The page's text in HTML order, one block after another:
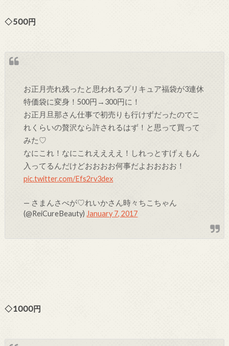
◇500円
お正月売れ残ったと思われるプリキュア福袋が3連休
特価袋に変身！500円→300円に！
お正月旦那さん仕事で初売りも行けずだったのでこ
れくらいの贅沢なら許されるはず！と思って買って
みた♡
なにこれ！なにこれええええ！しれっとすげぇもん
入ってるんだけどおおおお何事だよおおおお！
pic.twitter.com/Efs2rv3dex
— さまんさべが♡れいかさん時々ちこちゃん
(@ReiCureBeauty) January 7, 2017
◇1000円